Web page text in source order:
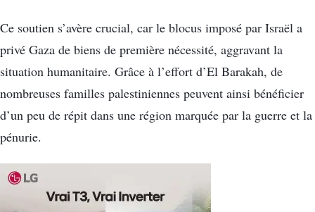
Ce soutien s’avère crucial, car le blocus imposé par Israël a
privé Gaza de biens de première nécessité, aggravant la
situation humanitaire. Grâce à l’effort d’El Barakah, de
nombreuses familles palestiniennes peuvent ainsi bénéficier
d’un peu de répit dans une région marquée par la guerre et la
pénurie.